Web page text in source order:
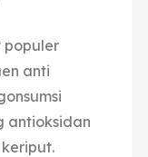
populer
anti
antioksidan